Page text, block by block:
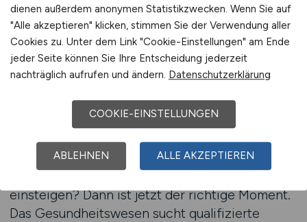
Jetzt direkt bewerben
Karriere im Gesundheitswesen –
sicher, relevant,
zukunftsorientiert
Du willst dich weiterentwickeln, deinen Beruf
wechseln oder nach einer Pause wieder
einsteigen? Dann ist jetzt der richtige Moment.
Das Gesundheitswesen sucht qualifizierte
dienen außerdem anonymen Statistikzwecken. Wenn Sie auf
"Alle akzeptieren" klicken, stimmen Sie der Verwendung aller
Cookies zu. Unter dem Link "Cookie-Einstellungen" am Ende
jeder Seite können Sie Ihre Entscheidung jederzeit
nachträglich aufrufen und ändern. Datenschutzerklärung
COOKIE-EINSTELLUNGEN
ABLEHNEN ALLE AKZEPTIEREN